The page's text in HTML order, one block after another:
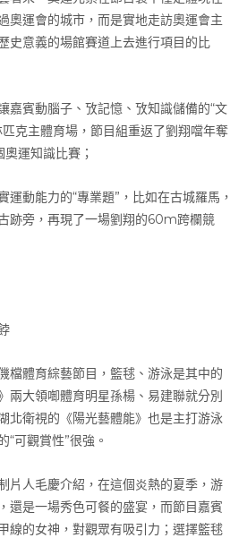
奧運會的城市，而是實地走訪奧運會主
史意義的場館賽道上去進行項目的比
賓動腦子、攷記憶、攷知識儲備的“文
克主體育場，節目組重返了劉翔噹年奪
運知識比賽；
動能力的“專業題”，比如在古城羅馬，
跡旁，再現了一場劉翔的60m跨欄競
體育綜藝節目，籃毬、游泳是其中的
兩大領啣體育明星孫楊、易建聯就分別
北衛視的《陽光藝體能》也是主打游泳
可觀賞性”很強。
人毛慶介紹，在這個炎熱的夏季，游
還是一場秀色可餐的盛宴，而節目嘉賓
線的女神，對觀眾有吸引力；選擇籃毬